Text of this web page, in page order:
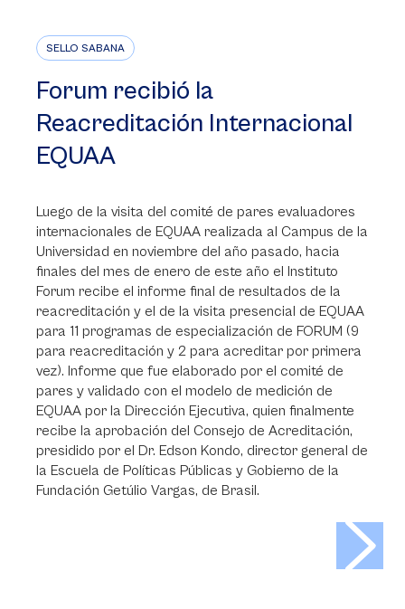
SELLO SABANA
Forum recibió la
Reacreditación Internacional
EQUAA
Luego de la visita del comité de pares evaluadores
internacionales de EQUAA realizada al Campus de la
Universidad en noviembre del año pasado, hacia
finales del mes de enero de este año el Instituto
Forum recibe el informe final de resultados de la
reacreditación y el de la visita presencial de EQUAA
para 11 programas de especialización de FORUM (9
para reacreditación y 2 para acreditar por primera
vez). Informe que fue elaborado por el comité de
pares y validado con el modelo de medición de
EQUAA por la Dirección Ejecutiva, quien finalmente
recibe la aprobación del Consejo de Acreditación,
presidido por el Dr. Edson Kondo, director general de
la Escuela de Políticas Públicas y Gobierno de la
Fundación Getúlio Vargas, de Brasil.